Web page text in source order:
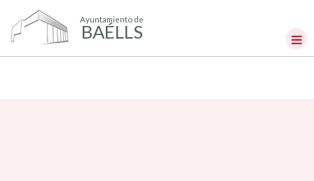
Ayuntamiento de
BAÉLLS